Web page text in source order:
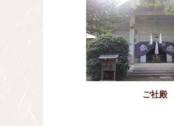
ご社殿